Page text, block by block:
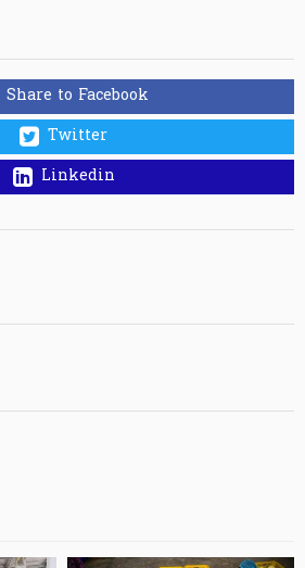
Share to Facebook
Twitter
Linkedin